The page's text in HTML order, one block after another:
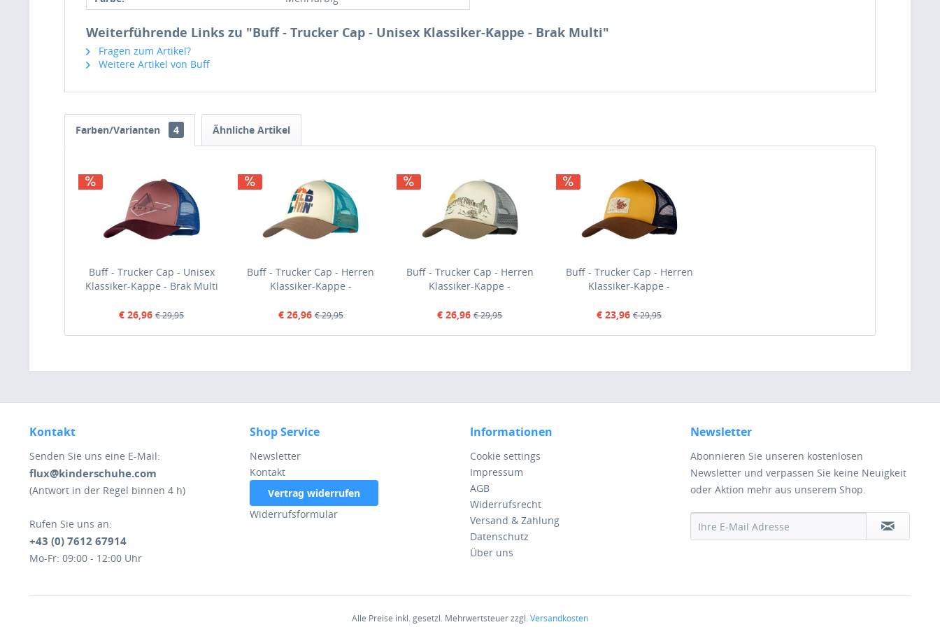
Weiterführende Links zu "Buff - Trucker Cap - Unisex Klassiker-Kappe - Brak Multi"
Fragen zum Artikel?
Weitere Artikel von Buff
Farben/Varianten 4 Ähnliche Artikel
Buff - Trucker Cap - Unisex
Klassiker-Kappe - Brak Multi
€ 26,96 € 29,95
Buff - Trucker Cap - Herren
Klassiker-Kappe -
Multi)
€ 26,96 € 29,95
Buff - Trucker Cap - Herren
Klassiker-Kappe -
€ 26,96 € 29,95
Buff - Trucker Cap - Herren
Klassiker-Kappe -
€ 23,96 € 29,95
Kontakt
Senden Sie uns eine E-Mail:
flux@kinderschuhe.com
(Antwort in der Regel binnen 4 h)
Rufen Sie uns an:
+43 (0) 7612 67914
Mo-Fr: 09:00 - 12:00 Uhr
Shop Service
Newsletter
Kontakt
Vertrag widerrufen
Widerrufsformular
Informationen
Cookie settings
Impressum
AGB
Widerrufsrecht
Versand & Zahlung
Datenschutz
Über uns
Newsletter
Abonnieren Sie unseren kostenlosen
Newsletter und verpassen Sie keine Neuigkeit
oder Aktion mehr aus unserem Shop.
Alle Preise inkl. gesetzl. Mehrwertsteuer zzgl.Versandkosten